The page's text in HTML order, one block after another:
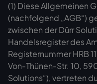
(1) Diese Allgemeinen
(nachfolgend „AGB“)
zwischen der Dürr
Handelsregister des
Registernummer HRB
Von-Thünen-Str. 10,
Solutions“), vertreten